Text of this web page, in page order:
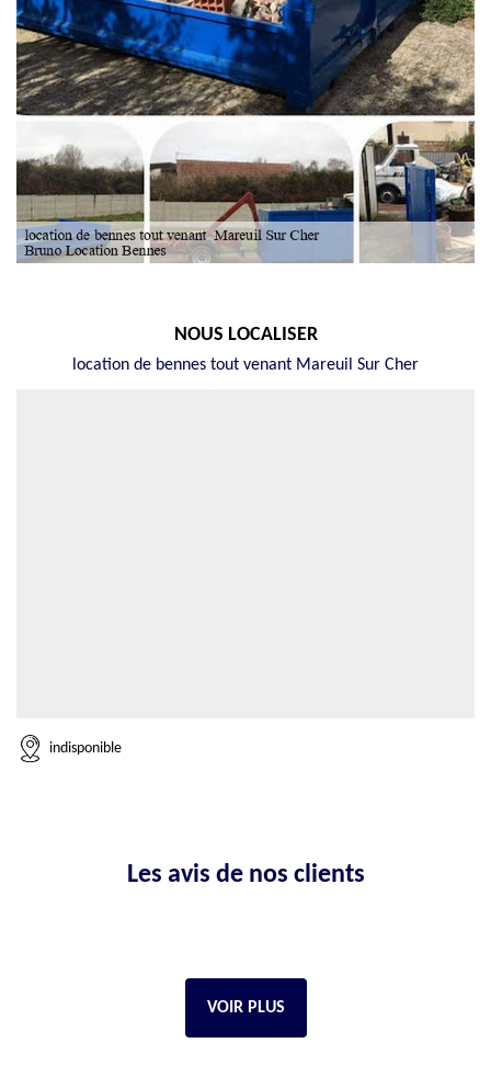
NOUS LOCALISER
location de bennes tout venant Mareuil Sur Cher
indisponible
Les avis de nos clients
VOIR PLUS